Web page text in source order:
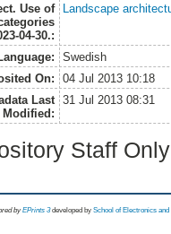
Use of
04-30.:
Landscape
Swedish
On:
04 Jul 2013 10:18
Last
Modified:
31 Jul 2013 08:31
Staff
byEPrints 3 developed by School of Electronics